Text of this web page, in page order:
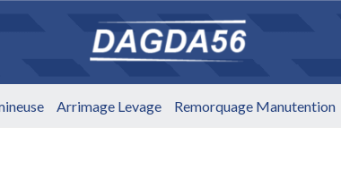
Arrimage Levage Remorquage Manutention